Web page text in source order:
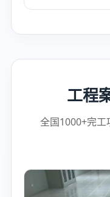
工程
全国1000+完工